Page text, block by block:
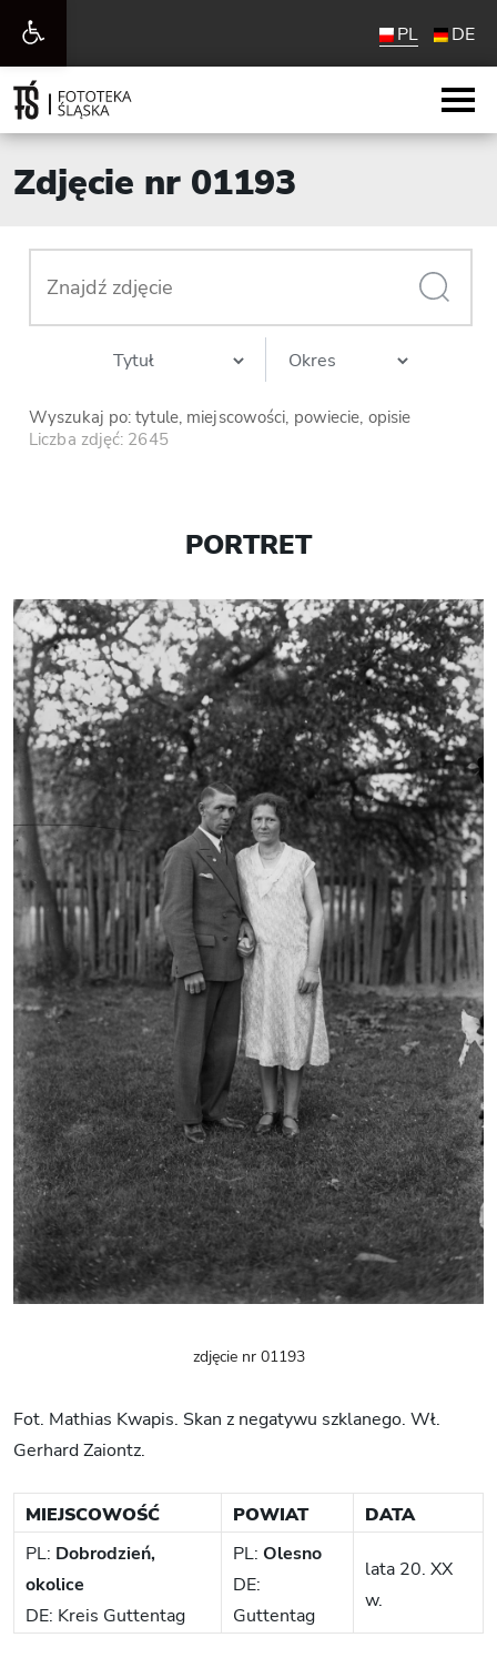
Otwórz
pasek
narzędzi
PL DE
Zdjęcie nr 01193
Wyszukaj po: tytule, miejscowości, powiecie, opisie
Liczba zdjęć: 2645
PORTRET
zdjęcie nr 01193
Fot. Mathias Kwapis. Skan z negatywu szklanego. Wł.
Gerhard Zaiontz.
MIEJSCOWOŚĆ POWIAT
DATA
PL: Dobrodzień,
okolice
DE: Kreis Guttentag
PL: Olesno
DE:
Guttentag
lata 20. XX
w.